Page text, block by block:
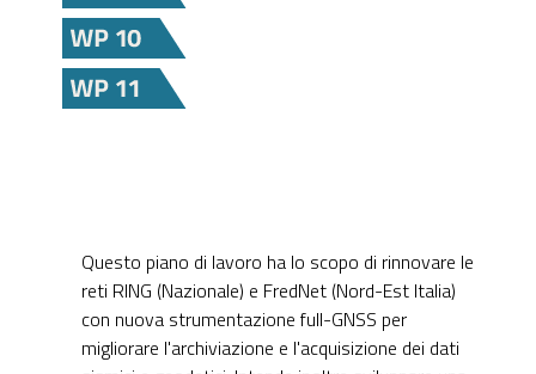
Questo piano di lavoro ha lo scopo di rinnovare le
reti RING (Nazionale) e FredNet (Nord-Est Italia)
con nuova strumentazione full-GNSS per
migliorare l'archiviazione e l'acquisizione dei dati